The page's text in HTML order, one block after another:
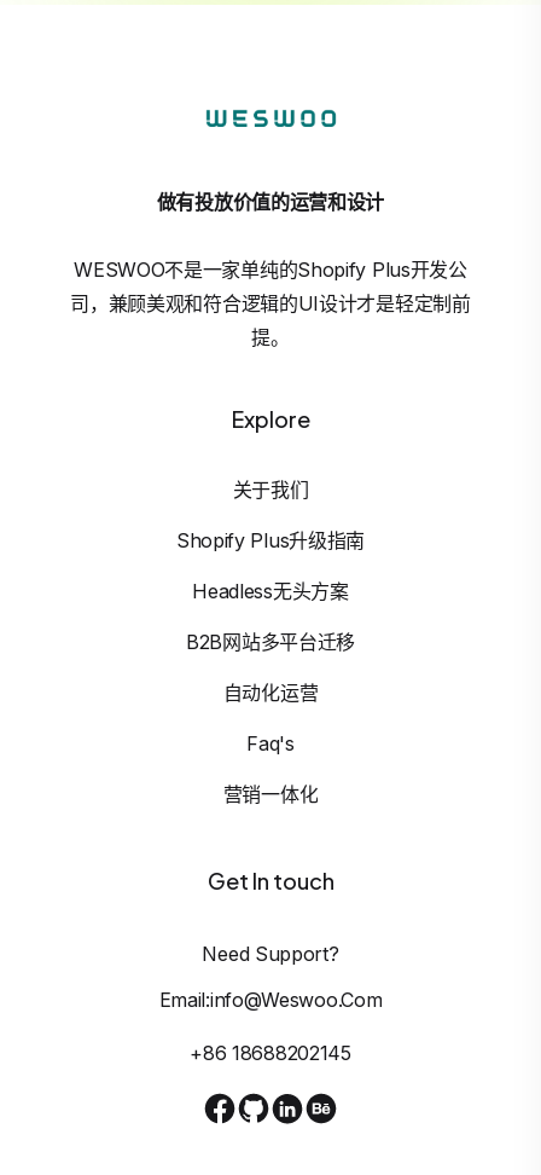
做有投放价值的运营和设计
WESWOO不是一家单纯的Shopify Plus开发公
司，兼顾美观和符合逻辑的UI设计才是轻定制前
提。
Explore
关于我们
Shopify Plus升级指南
Headless无头方案
B2B网站多平台迁移
自动化运营
Faq's
营销一体化
Get In touch
Need Support?
Email:info@weswoo.com
+86 18688202145